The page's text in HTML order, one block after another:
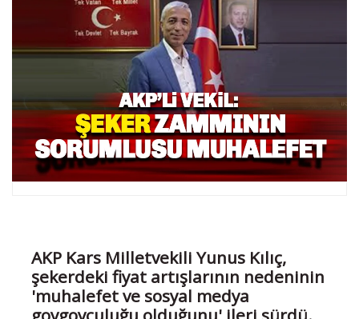
AKP Kars Milletvekili Yunus Kılıç,
şekerdeki fiyat artışlarının nedeninin
'muhalefet ve sosyal medya